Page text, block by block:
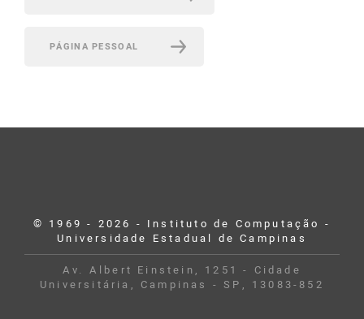
PÁGINA PESSOAL
© 1969 - 2026 - Instituto de Computação -
Universidade Estadual de Campinas
Av. Albert Einstein, 1251 - Cidade
Universitária, Campinas - SP, 13083-852